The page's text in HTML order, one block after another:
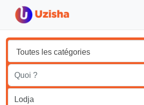
Toutes les catégories